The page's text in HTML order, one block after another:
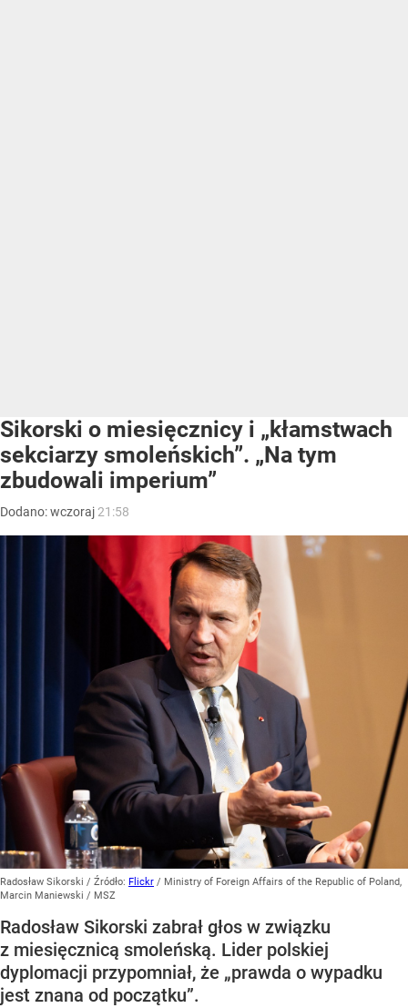
Sikorski o miesięcznicy i „kłamstwach
sekciarzy smoleńskich”. „Na tym
zbudowali imperium”
Dodano:wczoraj 21:58
Radosław Sikorski / Źródło: Flickr / Ministry of Foreign Affairs of the Republic of Poland,
Marcin Maniewski / MSZ
Radosław Sikorski zabrał głos w związku
z miesięcznicą smoleńską. Lider polskiej
dyplomacji przypomniał, że „prawda o wypadku
jest znana od początku”.